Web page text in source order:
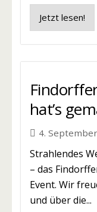
Jetzt lesen!
hat’s
4.
Strahlendes
– das
Event. Wir
und über die...